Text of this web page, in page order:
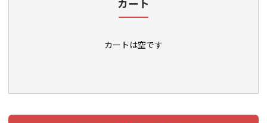
カート
カートは空です